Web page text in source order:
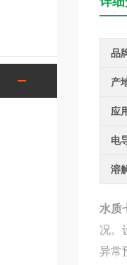
品
产
应
电
溶
水质
况。
异常